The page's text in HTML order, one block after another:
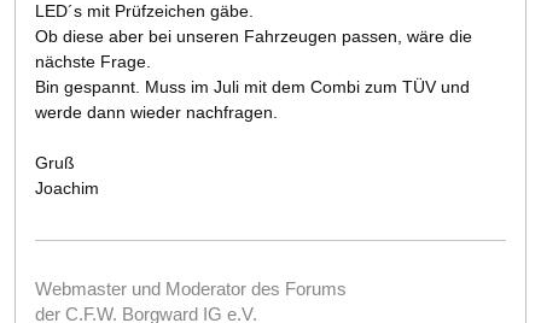
LED´s mit Prüfzeichen gäbe.
Ob diese aber bei unseren Fahrzeugen passen, wäre die
nächste Frage.
Bin gespannt. Muss im Juli mit dem Combi zum TÜV und
werde dann wieder nachfragen.
Gruß
Joachim
Webmaster und Moderator des Forums
der C.F.W. Borgward IG e.V.